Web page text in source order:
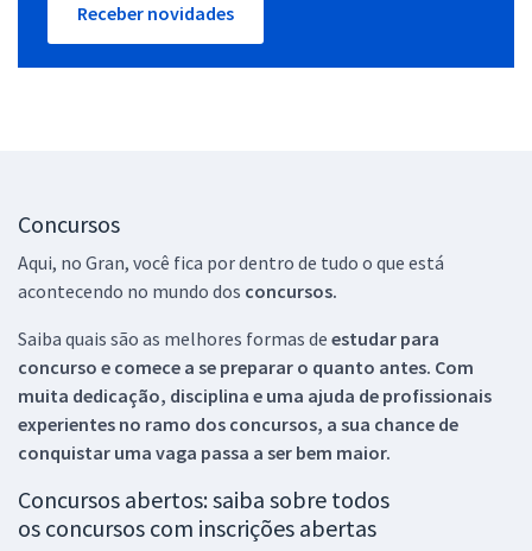
Receber novidades
Concursos
Aqui, no Gran, você fica por dentro de tudo o que está
acontecendo no mundo dos concursos.
Saiba quais são as melhores formas de estudar para
concurso e comece a se preparar o quanto antes. Com
muita dedicação, disciplina e uma ajuda de profissionais
experientes no ramo dos concursos, a sua chance de
conquistar uma vaga passa a ser bem maior.
Concursos abertos: saiba sobre todos
os concursos com inscrições abertas